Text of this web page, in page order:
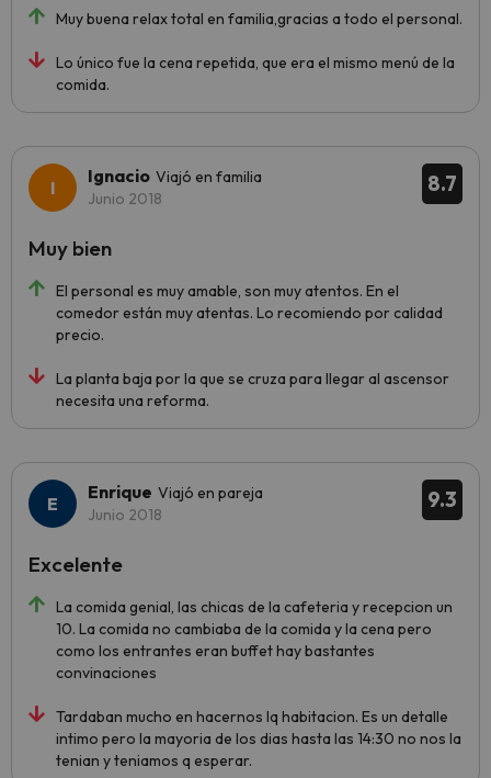
Muy buena relax total en familia,gracias a todo el personal.
Lo único fue la cena repetida, que era el mismo menú de la
comida.
8.7
Ignacio Viajó en familia
Junio 2018
El personal es muy amable, son muy atentos. En el
comedor están muy atentas. Lo recomiendo por calidad
precio.
La planta baja por la que se cruza para llegar al ascensor
necesita una reforma.
Muy bien
9.3
Enrique Viajó en pareja
Junio 2018
La comida genial, las chicas de la cafeteria y recepcion un
10. La comida no cambiaba de la comida y la cena pero
como los entrantes eran buffet hay bastantes
convinaciones
Tardaban mucho en hacernos lq habitacion. Es un detalle
intimo pero la mayoria de los dias hasta las 14:30 no nos la
tenian y teniamos q esperar.
Excelente